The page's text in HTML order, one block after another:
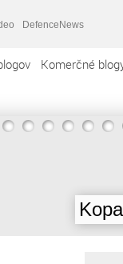
DefenceNews
Komerčné